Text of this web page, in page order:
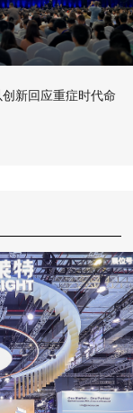
新回应重症时代命